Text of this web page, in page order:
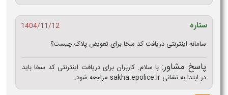
ستاره
1404/11/12
سامانه اینترنتی دریافت کد سخا برای تعویض پلاک چیست؟
پاسخ مشاور: با سلام. کاربران برای دریافت اینترنتی کد سخا باید
در ابتدا به نشانی sakha.epolice.ir مراجعه شود.